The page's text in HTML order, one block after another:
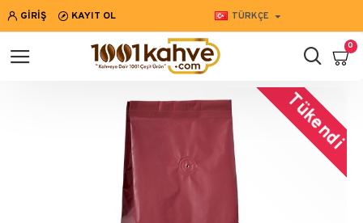
GIRIŞ KAYIT OL TÜRKÇE
0
Tükendi